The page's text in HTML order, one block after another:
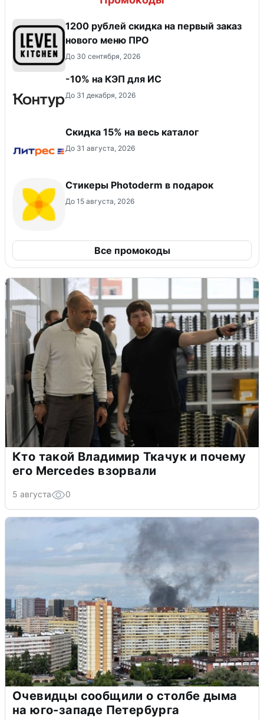
​1200 рублей скидка на первый заказ
нового меню ПРО
До 30 сентября, 2026
-10% на КЭП для ИС
До 31 декабря, 2026
Скидка 15% на весь каталог
До 31 августа, 2026
Стикеры Photoderm в подарок
До 15 августа, 2026
Все промокоды
Кто такой Владимир Ткачук и почему
его Mercedes взорвали
5 августа 0
Очевидцы сообщили о столбе дыма
на юго-западе Петербурга